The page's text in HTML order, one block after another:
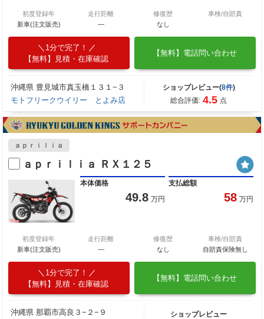
初度登録年
新車(注文販売)
走行距離
―
修復歴
なし
車検/自賠責
1分で完了！
【無料】見積・在庫確認
【無料】電話問い合わせ
沖縄県 豊見城市真玉橋１３１−３
モトフリークウイリー とよみ店
ショップレビュー(8件)
総合評価: 4.5 点
ａｐｒｉｌｉａ
ａｐｒｉｌｉａ ＲＸ１２５
本体価格
49.8 万円
支払総額
58 万円
初度登録年
新車(注文販売)
走行距離
―
修復歴
なし
車検/自賠責
自賠責保険無し
1分で完了！
【無料】見積・在庫確認
【無料】電話問い合わせ
沖縄県 那覇市高良３−２−９
ショップレビュー